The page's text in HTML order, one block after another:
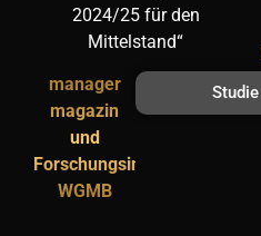
2024/25 für den
Mittelstand“
manager
magazin
und
Forschungsinstitut
WGMB
Studie